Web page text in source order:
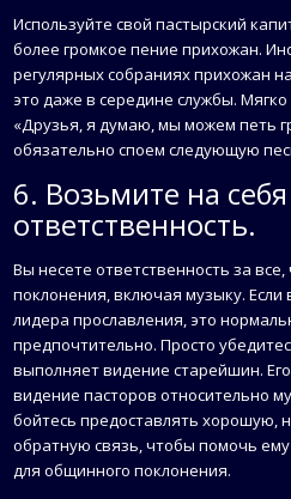
Используйте свой пастырский
более громкое пение прихожан.
регулярных собраниях прихожан
это даже в середине службы.
«Друзья, я думаю, мы можем петь
обязательно споем следующую
6. Возьмите на себя
ответственность.
Вы несете ответственность за
поклонения, включая музыку.
лидера прославления, это
предпочтительно. Просто
выполняет видение старейшин.
видение пасторов относительно
бойтесь предоставлять хорошую,
обратную связь, чтобы помочь
для общинного поклонения.